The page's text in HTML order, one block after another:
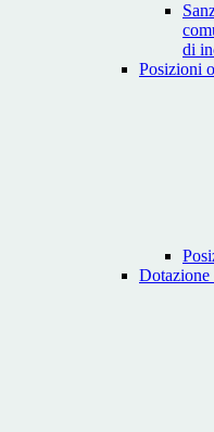
di
Posizioni
Dotazione